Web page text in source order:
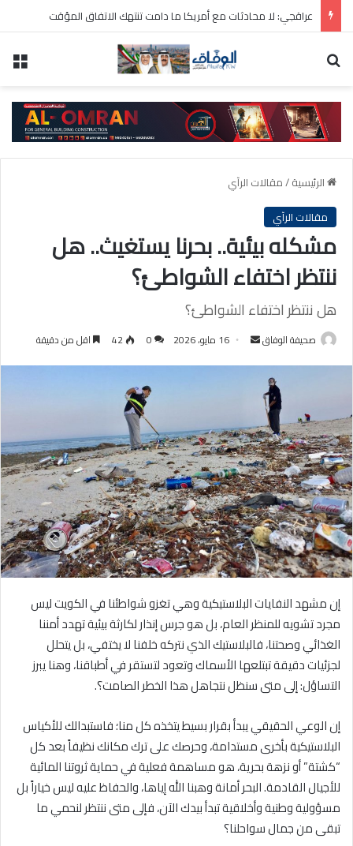
الرئيسية/مقالات الرآي
مقالات الرآي
مشكله بيئية.. بحرنا يستغيث.. هل
ننتظر اختفاء الشواطئ؟
هل ننتظر اختفاء الشواطئ؟
صحيفة الوفاق
أرسل 16 مايو، 2026 0
42 اقل من دقيقة
إن مشهد النفايات البلاستيكية وهي تغزو شواطئنا في الكويت ليس
مجرد تشويه للمنظر العام، بل هو جرس إنذار لكارثة بيئية تهدد أمننا
الغذائي وصحتنا، فالبلاستيك الذي نتركه خلفنا لا يختفي، بل يتحلل
لجزئيات دقيقة تبتلعها الأسماك وتعود لتستقر في أطباقنا، وهنا يبرز
التساؤل: إلى متى سنظل نتجاهل هذا الخطر الصامت؟.
إن الوعي الحقيقي يبدأ بقرار بسيط يتخذه كل منا؛ فاستبدالك للأكياس
البلاستيكية بأخرى مستدامة، وحرصك على ترك مكانك نظيفاً بعد كل
“كشتة” أو نزهة بحرية، هو مساهمة فعلية في حماية ثروتنا المائية
للأجيال القادمة. البحر أمانة وهبنا الله إياها، والحفاظ عليه ليس خياراً بل
مسؤولية وطنية وأخلاقية تبدأ بيدك الآن، فإلى متى ننتظر لنحمي ما
تبقى من جمال سواحلنا؟